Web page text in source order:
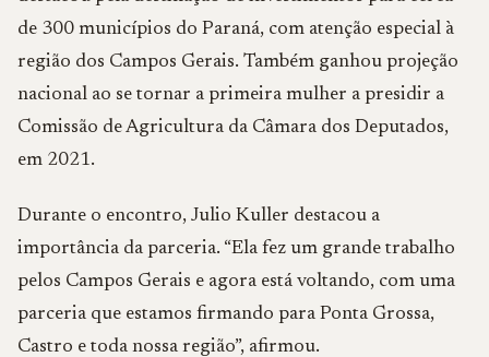
de 300 municípios do Paraná, com atenção especial à
região dos Campos Gerais. Também ganhou projeção
nacional ao se tornar a primeira mulher a presidir a
Comissão de Agricultura da Câmara dos Deputados,
em 2021.
Durante o encontro, Julio Kuller destacou a
importância da parceria. “Ela fez um grande trabalho
pelos Campos Gerais e agora está voltando, com uma
parceria que estamos firmando para Ponta Grossa,
Castro e toda nossa região”, afirmou.